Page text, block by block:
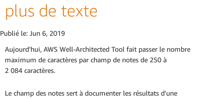
plus de texte
Publié le: Jun 6, 2019
Aujourd'hui, AWS Well-Architected Tool fait passer le nombre
maximum de caractères par champ de notes de 250 à
2 084 caractères.
Le champ des notes sert à documenter les résultats d'une